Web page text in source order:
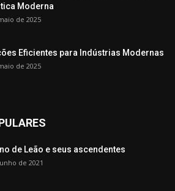
Moderna
de 2025
Eficientes para Indústrias Modernas
de 2025
de Leão e seus ascendentes
de 2021